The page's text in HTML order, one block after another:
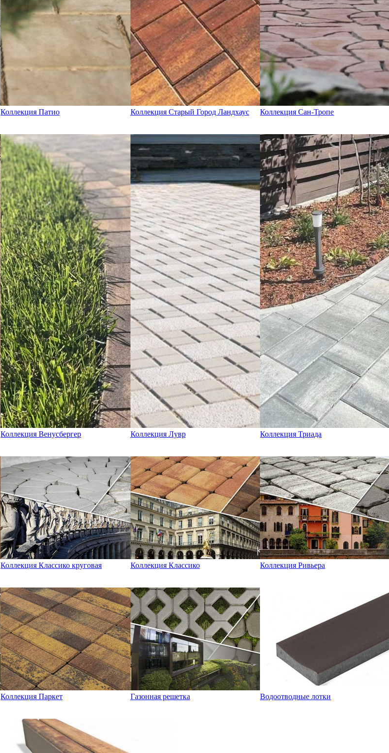
Коллекция Патио Коллекция Старый Город Ландхаус Коллекция Сан-Тропе
Коллекция Венусбергер Коллекция Лувр Коллекция Триада
Коллекция Классико круговая Коллекция Классико Коллекция Ривьера
Коллекция Паркет Газонная решетка Водоотводные лотки